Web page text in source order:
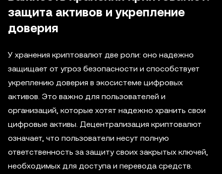
защита активов и укрепление
доверия
У хранения криптовалют две роли: оно надежно
защищает от угроз безопасности и способствует
укреплению доверия в экосистеме цифровых
активов. Это важно для пользователей и
организаций, которые хотят надежно хранить свои
цифровые активы. Децентрализация криптовалют
означает, что пользователи несут полную
ответственность за защиту своих закрытых ключей,
необходимых для доступа и перевода средств.